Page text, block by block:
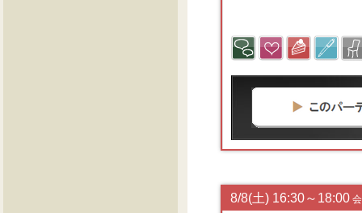
8/8(土) 16:30～18:00